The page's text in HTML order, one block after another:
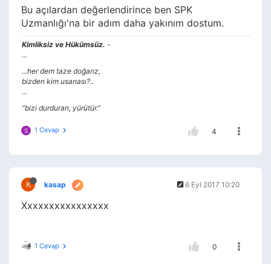
Bu açılardan değerlendirince ben SPK
Uzmanlığı'na bir adım daha yakınım dostum.
Kimliksiz ve Hükümsüz. -
...
...her dem taze doğarız,
bizden kim usanası?..
...
"bizi durduran, yürütür."
S 1 Cevap 4
K kasap 6 Eyl 2017 10:20
Xxxxxxxxxxxxxxxx
1 Cevap 0